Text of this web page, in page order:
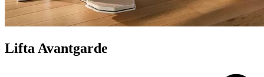
Lifta Avantgarde